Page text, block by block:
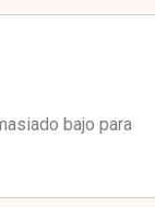
bajo para